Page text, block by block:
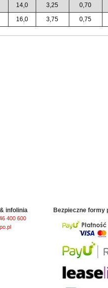
14,0 3,25 0,70
16,0 3,75 0,75
infolinia
400 600
Bezpieczne formy